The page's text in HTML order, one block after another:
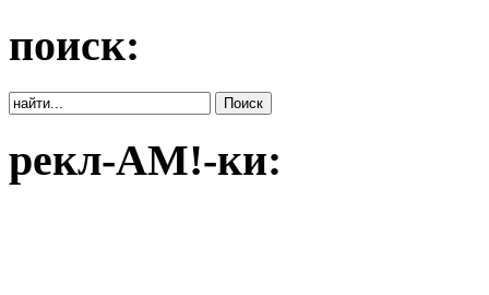
поиск:
рекл-АМ!-ки: